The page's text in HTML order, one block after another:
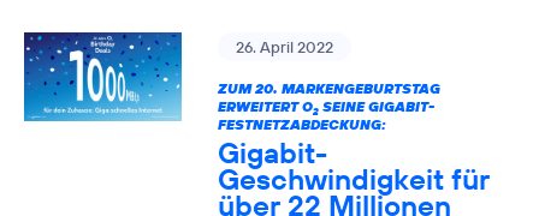
26. April 2022
ZUM 20. MARKENGEBURTSTAG
ERWEITERT O2SEINE GIGABIT-
FESTNETZABDECKUNG:
Gigabit-
Geschwindigkeit für
über 22 Millionen